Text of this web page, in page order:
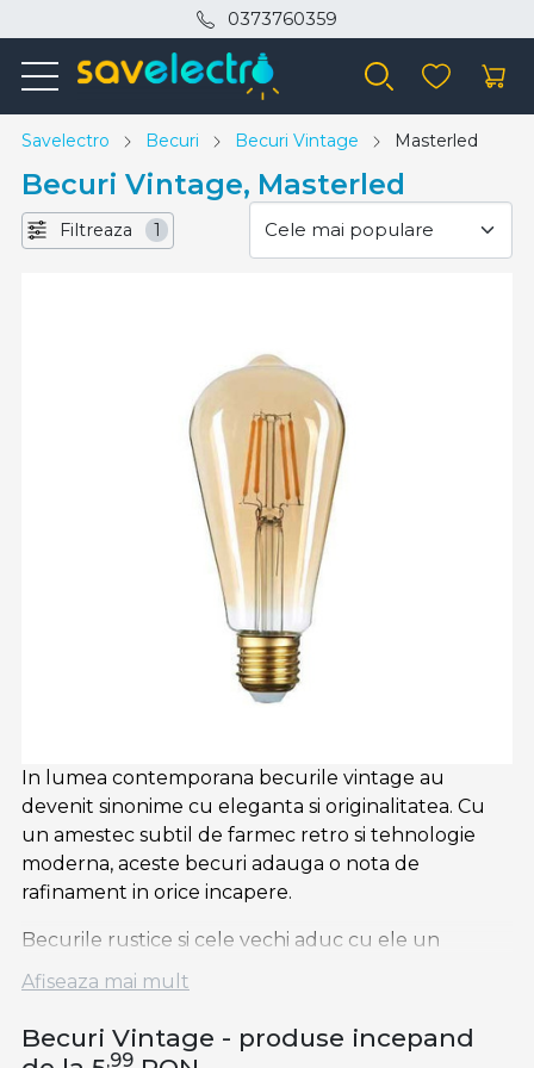
0373760359
Savelectro Becuri Becuri Vintage Masterled
Becuri Vintage, Masterled
Filtreaza 1
In lumea contemporana becurile vintage au
devenit sinonime cu eleganta si originalitatea. Cu
un amestec subtil de farmec retro si tehnologie
moderna, aceste becuri adauga o nota de
rafinament in orice incapere.
Becurile rustice si cele vechi aduc cu ele un
sentiment placut si firesc. Fie ca sunt folosite intr-
un decor minimalist sau intr-un ambient cu
influente industriale, aceste
becuri confera un aer
autentic si caldura spatiului in care sunt plasate.
Afiseaza mai mult
Becuri Vintage - produse incepand
,99